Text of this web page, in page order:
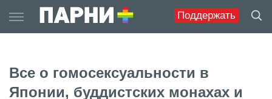
Поддержать
to
content
Все о гомосексуальности в
Японии, буддистских монахах и